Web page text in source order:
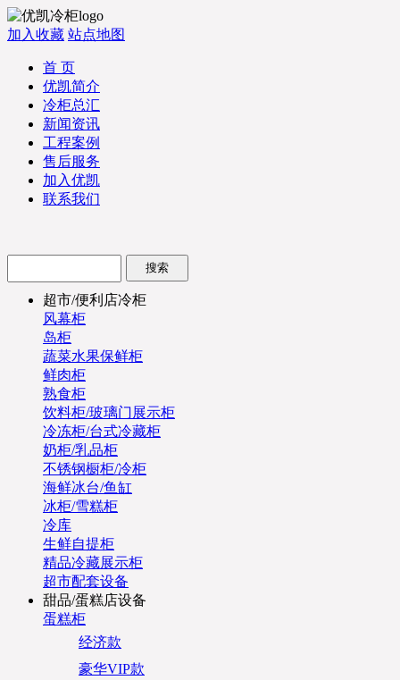
加入收藏 站点地图
首 页
优凯简介
冷柜总汇
新闻资讯
工程案例
售后服务
加入优凯
联系我们
超市/便利店冷柜
风幕柜
岛柜
蔬菜水果保鲜柜
鲜肉柜
熟食柜
饮料柜/玻璃门展示柜
冷冻柜/台式冷藏柜
奶柜/乳品柜
不锈钢橱柜/冷柜
海鲜冰台/鱼缸
冰柜/雪糕柜
冷库
生鲜自提柜
精品冷藏展示柜
超市配套设备
甜品/蛋糕店设备
蛋糕柜
经济款
豪华VIP款